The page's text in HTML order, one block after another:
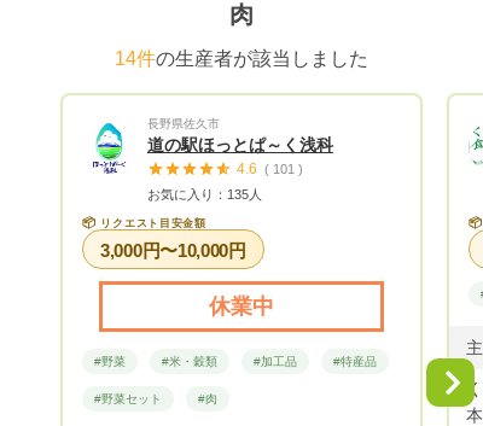
肉
14件の生産者が該当しました
長野県佐久市
道の駅ほっとぱ～く浅科
4.6 ( 101 )
お気に入り：135人
📦 リクエスト目安金額
3,000円〜10,000円
休業中
#野菜 #米・穀類 #加工品 #特産品
#野菜セット #肉
📦
本